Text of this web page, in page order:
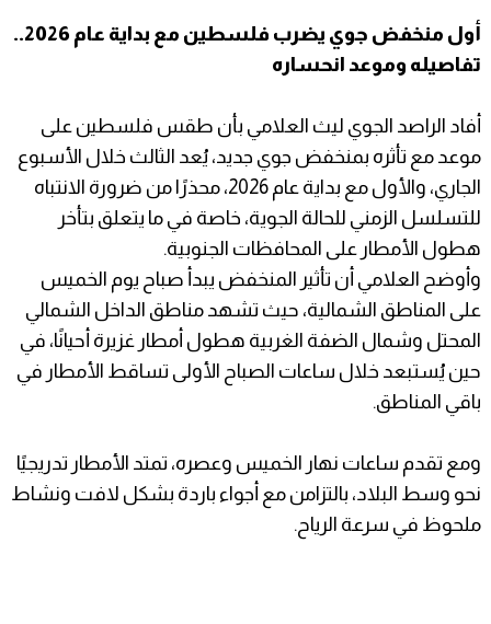
أول منخفض جوي يضرب فلسطين مع بداية عام 2026..
تفاصيله وموعد انحساره
أفاد الراصد الجوي ليث العلامي بأن طقس فلسطين على
موعد مع تأثره بمنخفض جوي جديد، يُعد الثالث خلال الأسبوع
الجاري، والأول مع بداية عام 2026، محذرًا من ضرورة الانتباه
للتسلسل الزمني للحالة الجوية، خاصة في ما يتعلق بتأخر
هطول الأمطار على المحافظات الجنوبية.
وأوضح العلامي أن تأثير المنخفض يبدأ صباح يوم الخميس
على المناطق الشمالية، حيث تشهد مناطق الداخل الشمالي
المحتل وشمال الضفة الغربية هطول أمطار غزيرة أحيانًا، في
حين يُستبعد خلال ساعات الصباح الأولى تساقط الأمطار في
باقي المناطق.
ومع تقدم ساعات نهار الخميس وعصره، تمتد الأمطار تدريجيًا
نحو وسط البلاد، بالتزامن مع أجواء باردة بشكل لافت ونشاط
ملحوظ في سرعة الرياح.